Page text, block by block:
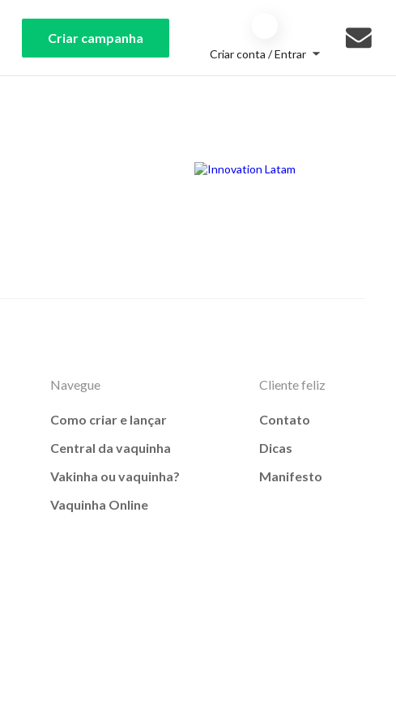
Criar campanha
Criar conta / Entrar
Navegue
Como criar e lançar
Central da vaquinha
Vakinha ou vaquinha?
Vaquinha Online
Cliente feliz
Contato
Dicas
Manifesto